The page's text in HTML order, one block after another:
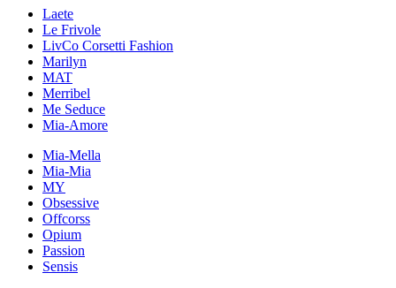
Laete
Le Frivole
LivCo Corsetti Fashion
Marilyn
MAT
Merribel
Me Seduce
Mia-Amore
Mia-Mella
Mia-Mia
MY
Obsessive
Offcorss
Opium
Passion
Sensis